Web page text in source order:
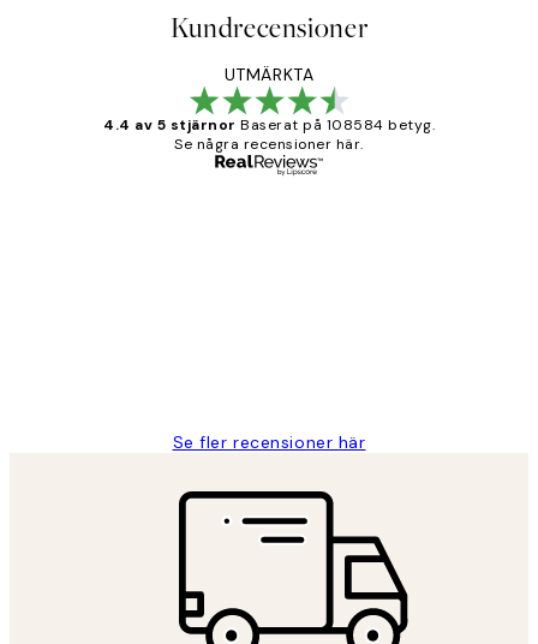
Kundrecensioner
UTMÄRKTA
4.4 av 5 stjärnor Baserat på 108584 betyg.
Se några recensioner här.
Se fler recensioner här